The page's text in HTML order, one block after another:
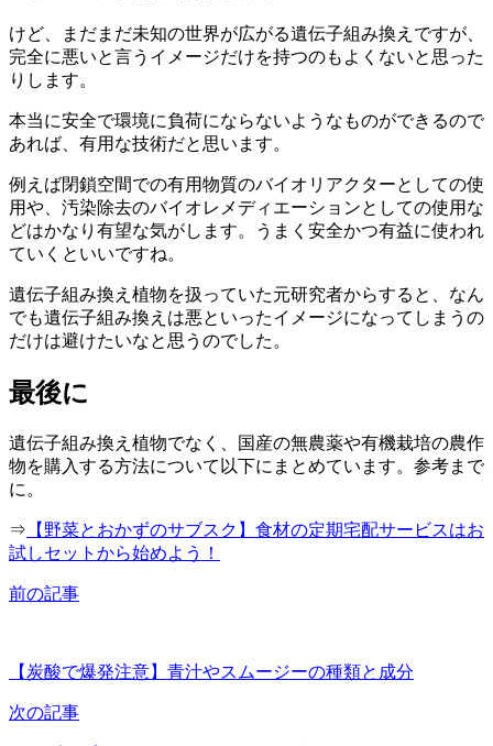
けど、まだまだ未知の世界が広がる遺伝子組み換えですが、
完全に悪いと言うイメージだけを持つのもよくないと思った
りします。
本当に安全で環境に負荷にならないようなものができるので
あれば、有用な技術だと思います。
例えば閉鎖空間での有用物質のバイオリアクターとしての使
用や、汚染除去のバイオレメディエーションとしての使用な
どはかなり有望な気がします。うまく安全かつ有益に使われ
ていくといいですね。
遺伝子組み換え植物を扱っていた元研究者からすると、なん
でも遺伝子組み換えは悪といったイメージになってしまうの
だけは避けたいなと思うのでした。
最後に
遺伝子組み換え植物でなく、国産の無農薬や有機栽培の農作
物を購入する方法について以下にまとめています。参考まで
に。
⇒ 【野菜とおかずのサブスク】食材の定期宅配サービスはお
試しセットから始めよう！
前の記事
【炭酸で爆発注意】青汁やスムージーの種類と成分
次の記事